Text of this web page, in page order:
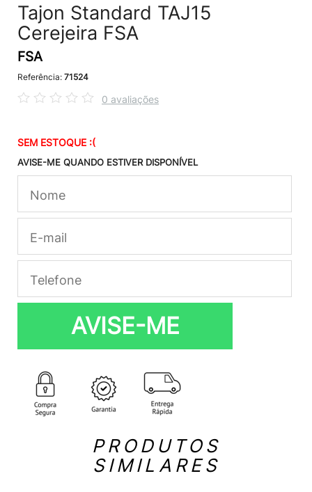
Tajon Standard TAJ15
Cerejeira FSA
FSA
Referência: 71524
0 avaliações
SEM ESTOQUE :(
AVISE-ME QUANDO ESTIVER DISPONÍVEL
AVISE-ME
PRODUTOS
SIMILARES